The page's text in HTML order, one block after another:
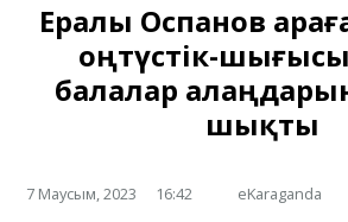
Ералы Оспанов
оңтүстік-
балалар
шықты
7 Маусым, 2023 16:42 eKaraganda